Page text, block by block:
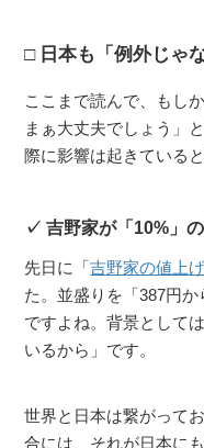
日本も「例外じゃ
ここまで読んで、もし
まぁ大丈夫でしょう」
際に影響は起きている
吉野家が「10%」
先日に「吉野家の値上げ
た。並盛りを「387円
ですよね。背景として
いるから」です。
世界と日本は繋がって
合には、それが日本に